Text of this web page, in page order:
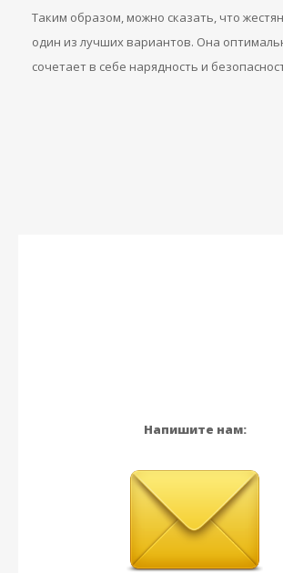
Таким образом, можно сказать, что
один из лучших вариантов. Она
сочетает в себе нарядность и
Напишите нам: